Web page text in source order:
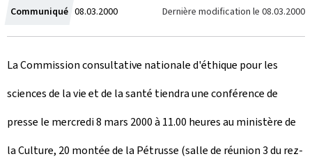
Communiqué C
r
é
e
l
e
08.03.2000 Dernière modification le 08.03.2000
La Commission consultative nationale d'éthique pour les
sciences de la vie et de la santé tiendra une conférence de
presse le mercredi 8 mars 2000 à 11.00 heures au ministère de
la Culture, 20 montée de la Pétrusse (salle de réunion 3 du rez-